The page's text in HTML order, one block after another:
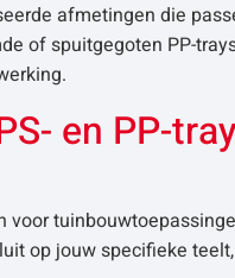
afmetingen die
of spuitgegoten PP-
en PP-
voor
op jouw specifieke